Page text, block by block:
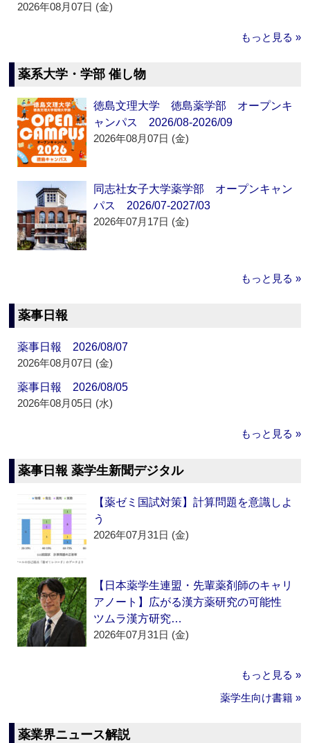
2026年08月07日 (金)
もっと見る »
薬系大学・学部 催し物
徳島文理大学 徳島薬学部 オープンキ
ャンパス 2026/08-2026/09
2026年08月07日 (金)
同志社女子大学薬学部 オープンキャン
パス 2026/07-2027/03
2026年07月17日 (金)
もっと見る »
薬事日報
薬事日報 2026/08/07
2026年08月07日 (金)
薬事日報 2026/08/05
2026年08月05日 (水)
もっと見る »
薬事日報 薬学生新聞デジタル
【薬ゼミ国試対策】計算問題を意識しよ
う
2026年07月31日 (金)
【日本薬学生連盟・先輩薬剤師のキャリ
アノート】広がる漢方薬研究の可能性
ツムラ漢方研究…
2026年07月31日 (金)
もっと見る »
薬学生向け書籍 »
薬業界ニュース解説